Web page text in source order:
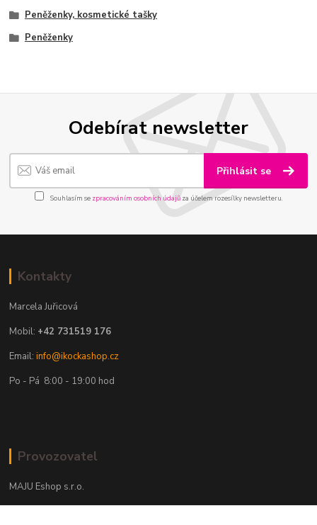
Peněženky, kosmetické tašky
Peněženky
Odebírat newsletter
Přihlásit se
Souhlasím se zpracováním osobních údajůza účelem rozesílky newsletteru.
Kontakty
Marcela Juřicová
Mobil: +42 731519 176
Email:info@ikockashop.cz
Po - Pá 8:00 - 19:00 hod
Provozovatel
MAJU Eshop s.r.o.